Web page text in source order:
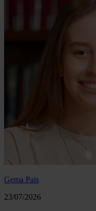
Gema Pais
23/07/2026